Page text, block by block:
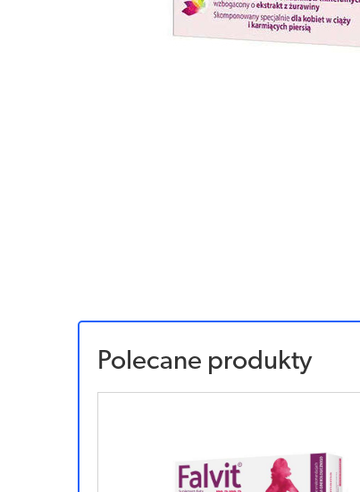
Polecane produkty